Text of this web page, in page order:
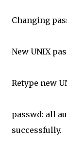
Changing
New UNIX
Retype new
passwd: all
successfully.